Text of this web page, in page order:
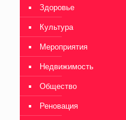
Здоровье
Культура
Мероприятия
Недвижимость
Общество
Реновация